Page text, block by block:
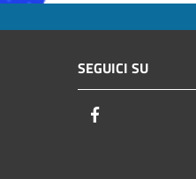
SEGUICI SU